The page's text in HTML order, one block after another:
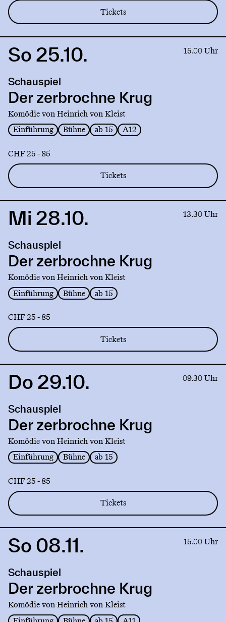
Tickets
Link
Der
zerbrochne
Krug
So 25.10. 15.00 Uhr
Schauspiel
Der zerbrochne Krug
Komödie von Heinrich von Kleist
Einführung
Bühne ab 15 A12
CHF 25 - 85
Tickets
Link
Der
zerbrochne
Krug
Mi 28.10. 13.30 Uhr
Schauspiel
Der zerbrochne Krug
Komödie von Heinrich von Kleist
Einführung
Bühne ab 15
CHF 25 - 85
Tickets
Link
Der
zerbrochne
Krug
Do 29.10. 09.30 Uhr
Schauspiel
Der zerbrochne Krug
Komödie von Heinrich von Kleist
Einführung
Bühne ab 15
CHF 25 - 85
Tickets
Link
Der
zerbrochne
Krug
So 08.11. 15.00 Uhr
Schauspiel
Der zerbrochne Krug
Komödie von Heinrich von Kleist